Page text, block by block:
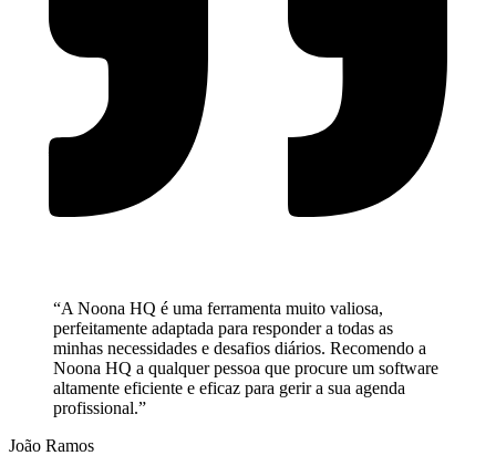
“A Noona HQ é uma ferramenta muito valiosa,
perfeitamente adaptada para responder a todas as
minhas necessidades e desafios diários. Recomendo a
Noona HQ a qualquer pessoa que procure um software
altamente eficiente e eficaz para gerir a sua agenda
profissional.”
João Ramos